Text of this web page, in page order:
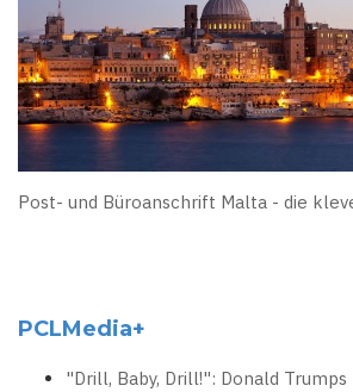
Post- und Büroanschrift Malta - die
PCLMedia+
"Drill, Baby, Drill!": Donald